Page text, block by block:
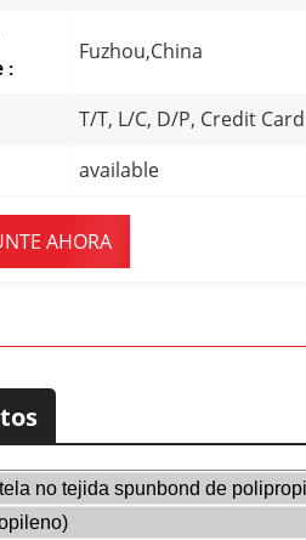
:
Fuzhou,China
T/T, L/C, D/P, Credit Card
available
AHORA
no tejida spunbond de